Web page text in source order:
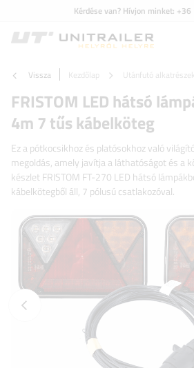
Kérdése van? Hívjon minket: +36
Vissza Kezdőlap Utánfutó
FRISTOM LED hátsó
4m 7 tűs kábelköteg
Ez a pótkocsikhoz és platósokhoz való
megoldás, amely javítja a láthatóságot és a
készlet FRISTOM FT-270 LED hátsó
kábelkötegből áll, 7 pólusú csatlakozóval.
Előző fotó